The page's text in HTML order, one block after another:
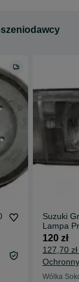
Suzuki
Lampa
Przednia
120 zł
127,70
Wólka